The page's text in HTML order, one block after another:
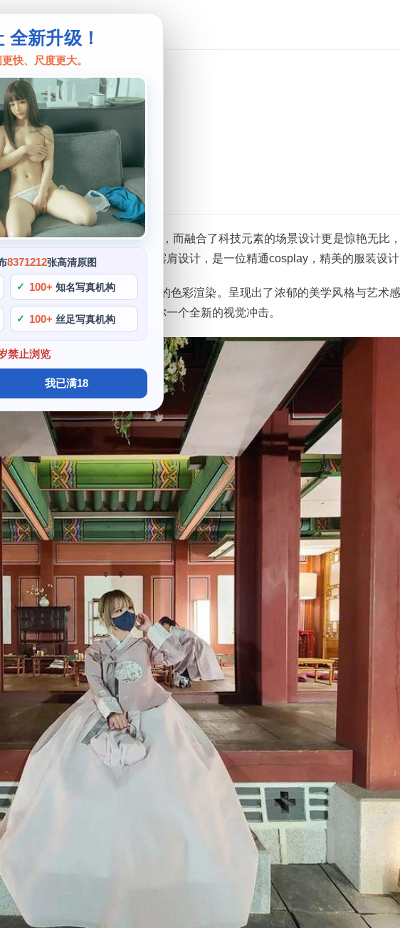
全新升级！
快、尺度更大。
8371212张高清原图
100+ 知名写真机构
100+ 丝足写真机构
禁止浏览
我已满18
图片图包
期制作达人中不可或缺的存在，而融合了科技元素的场景设计更是惊艳无比
是她的一项拿手本领。大胆的露肩设计，是一位精通cosplay，精美的服装设
字完美融合，梦幻螺旋猫飘逸的色彩渲染。呈现出了浓郁的美学风格与艺术
不一样的神秘美感，这会给你一个全新的视觉冲击。